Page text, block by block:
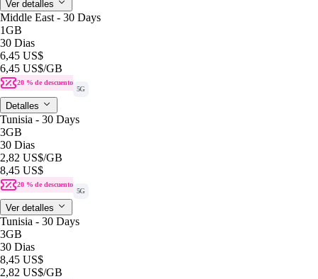
Ver detalles
Middle East - 30 Days
1GB
30 Dias
6,45 US$
6,45 US$/GB
20 % de descuento
5G
Detalles
Tunisia - 30 Days
3GB
30 Dias
2,82 US$/GB
8,45 US$
20 % de descuento
5G
Ver detalles
Tunisia - 30 Days
3GB
30 Dias
8,45 US$
2,82 US$/GB